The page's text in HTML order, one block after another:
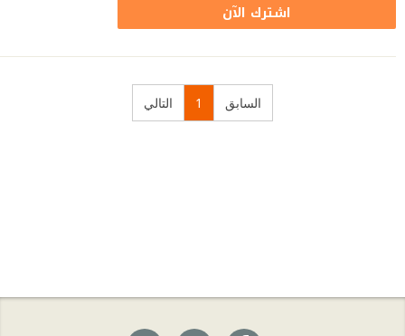
اشترك الآن
السابق 1 التالي